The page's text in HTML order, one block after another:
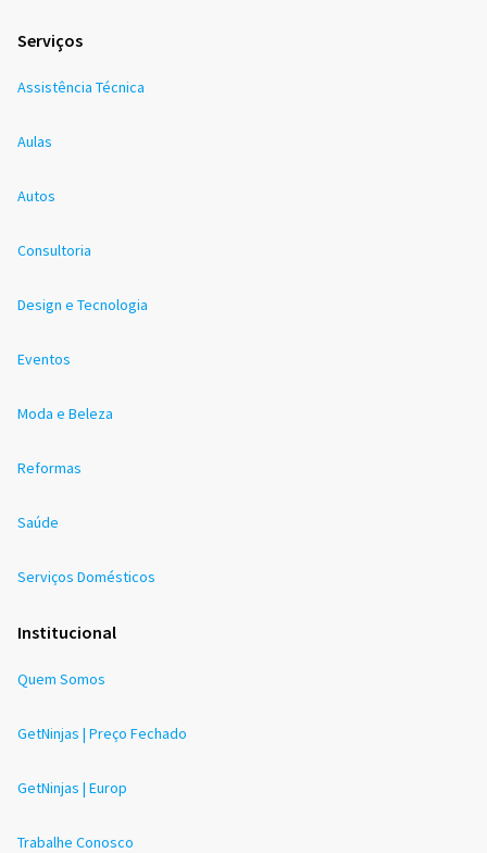
Serviços
Assistência Técnica
Aulas
Autos
Consultoria
Design e Tecnologia
Eventos
Moda e Beleza
Reformas
Saúde
Serviços Domésticos
Institucional
Quem Somos
GetNinjas | Preço Fechado
GetNinjas | Europ
Trabalhe Conosco